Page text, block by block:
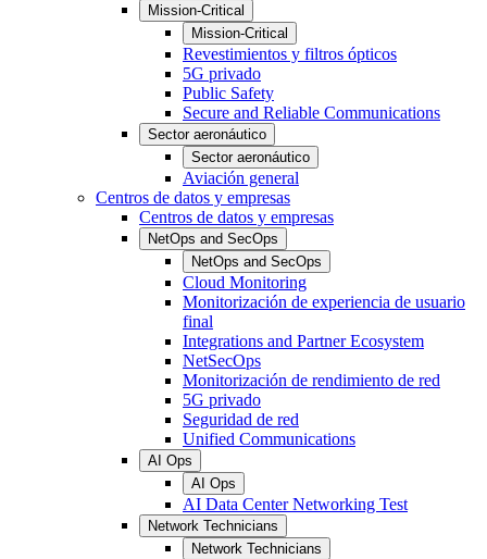
Mission-Critical
Mission-Critical
Revestimientos y filtros ópticos
5G privado
Public Safety
Secure and Reliable Communications
Sector aeronáutico
Sector aeronáutico
Aviación general
Centros de datos y empresas
Centros de datos y empresas
NetOps and SecOps
NetOps and SecOps
Cloud Monitoring
Monitorización de experiencia de usuario
final
Integrations and Partner Ecosystem
NetSecOps
Monitorización de rendimiento de red
5G privado
Seguridad de red
Unified Communications
AI Ops
AI Ops
AI Data Center Networking Test
Network Technicians
Network Technicians